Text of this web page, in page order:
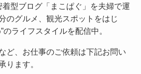
型ブログ「まこぱぐ」を夫婦で運
のグルメ、観光スポットをはじ
のライフスタイルを配信中。
ど、お仕事のご依頼は下記お問い
ります。